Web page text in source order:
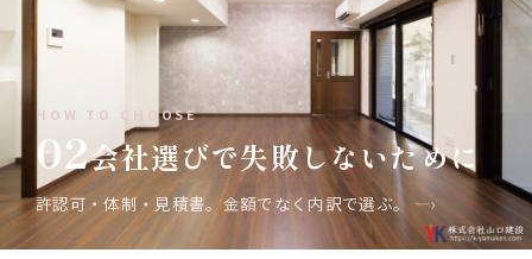
HOW TO CHOOSE
02会社選びで失敗しないために
許認可・体制・見積書。金額でなく内訳で選ぶ。 —›